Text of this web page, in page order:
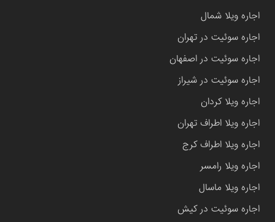
اجاره ویلا شمال
اجاره سوئیت در تهران
اجاره سوئیت در اصفهان
اجاره سوئیت در شیراز
اجاره ویلا کردان
اجاره ویلا اطراف تهران
اجاره ویلا اطراف کرج
اجاره ویلا رامسر
اجاره ویلا ماسال
اجاره سوئیت در کیش